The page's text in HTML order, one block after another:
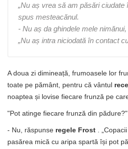
„Nu aș vrea să am păsări ciudate
spus mesteacănul.
- Nu aș da ghindele mele
„Nu aș intra niciodată în contact
A doua zi dimineață, frumoasele lor
toate pe pământ, pentru că vântul
noaptea și lovise fiecare frunză pe
"Pot atinge fiecare frunză din
- Nu, răspunse regele Frost .
pasărea mică cu aripa spartă își pot